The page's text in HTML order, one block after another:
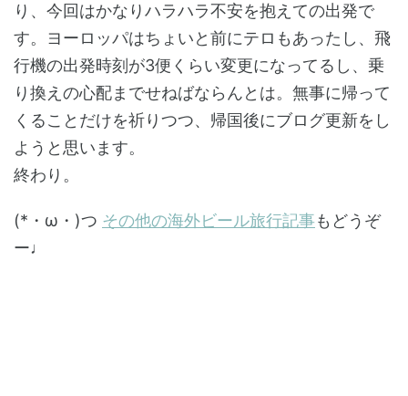
り、今回はかなりハラハラ不安を抱えての出発で
す。ヨーロッパはちょいと前にテロもあったし、飛
行機の出発時刻が3便くらい変更になってるし、乗
り換えの心配までせねばならんとは。無事に帰って
くることだけを祈りつつ、帰国後にブログ更新をし
ようと思います。
終わり。
(*・ω・)つ その他の海外ビール旅行記事もどうぞ
ー♩